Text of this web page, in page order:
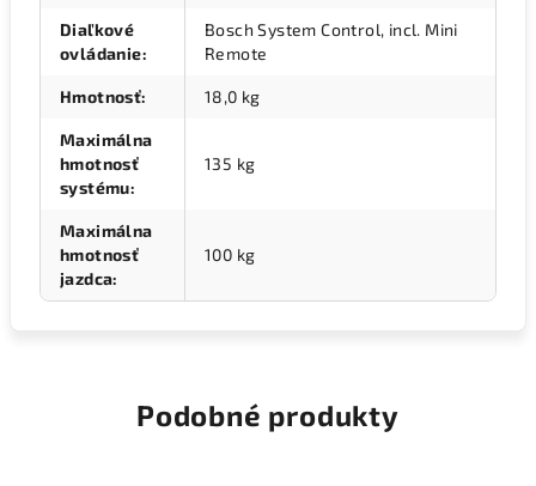
Diaľkové
ovládanie:
Bosch System Control, incl. Mini
Remote
Hmotnosť: 18,0 kg
Maximálna
hmotnosť
systému:
135 kg
Maximálna
hmotnosť
jazdca:
100 kg
Podobné produkty